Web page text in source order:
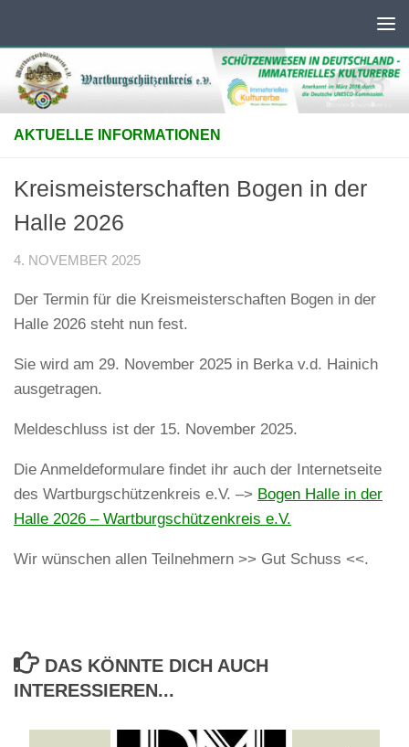
AKTUELLE INFORMATIONEN
Kreismeisterschaften Bogen in der
Halle 2026
4. NOVEMBER 2025
Der Termin für die Kreismeisterschaften Bogen in der
Halle 2026 steht nun fest.
Sie wird am 29. November 2025 in Berka v.d. Hainich
ausgetragen.
Meldeschluss ist der 15. November 2025.
Die Anmeldeformulare findet ihr auch der Internetseite
des Wartburgschützenkreis e.V. –> Bogen Halle in der
Halle 2026 – Wartburgschützenkreis e.V.
Wir wünschen allen Teilnehmern >> Gut Schuss <<.
DAS KÖNNTE DICH AUCH
INTERESSIEREN...